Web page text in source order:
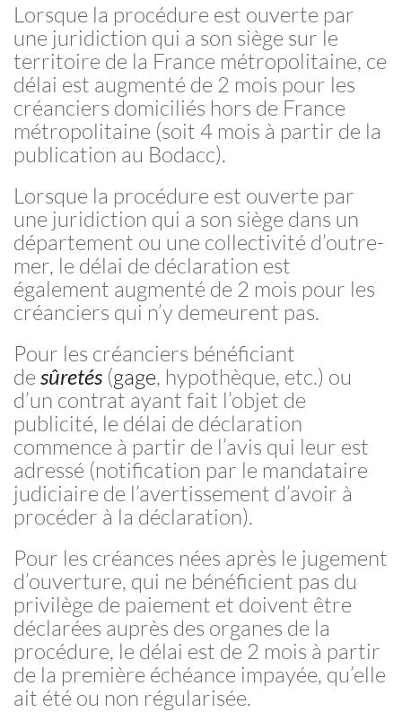
Lorsque la procédure est ouverte par
une juridiction qui a son siège sur le
territoire de la France métropolitaine, ce
délai est augmenté de 2 mois pour les
créanciers domiciliés hors de France
métropolitaine (soit 4 mois à partir de la
publication au Bodacc).
Lorsque la procédure est ouverte par
une juridiction qui a son siège dans un
département ou une collectivité d’outre-
mer, le délai de déclaration est
également augmenté de 2 mois pour les
créanciers qui n’y demeurent pas.
Pour les créanciers bénéficiant
de sûretés (gage, hypothèque, etc.) ou
d’un contrat ayant fait l’objet de
publicité, le délai de déclaration
commence à partir de l’avis qui leur est
adressé (notification par le mandataire
judiciaire de l’avertissement d’avoir à
procéder à la déclaration).
Pour les créances nées après le jugement
d’ouverture, qui ne bénéficient pas du
privilège de paiement et doivent être
déclarées auprès des organes de la
procédure, le délai est de 2 mois à partir
de la première échéance impayée, qu’elle
ait été ou non régularisée.